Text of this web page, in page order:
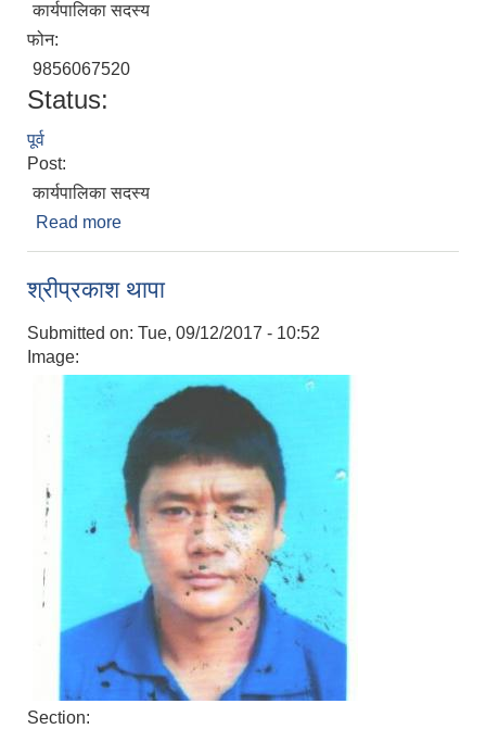
कार्यपालिका सदस्य
फोन:
9856067520
Status:
पूर्व
Post:
कार्यपालिका सदस्य
Read more
श्रीप्रकाश थापा
Submitted on: Tue, 09/12/2017 - 10:52
Image:
Section: